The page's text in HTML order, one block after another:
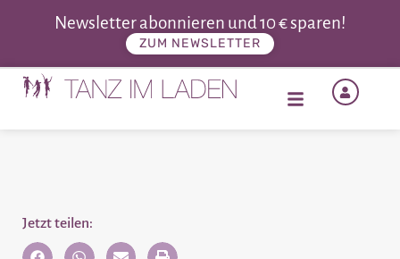
Newsletter abonnieren und 10 € sparen!
ZUM NEWSLETTER
Jetzt teilen: